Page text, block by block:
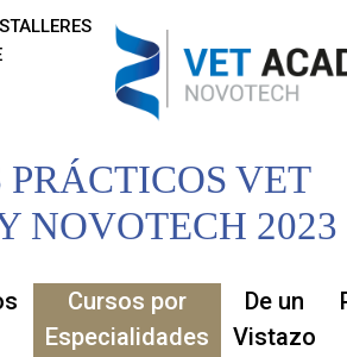
TALLERES
PRÁCTICOS VET
NOVOTECH 2023
Cursos por
Especialidades
De un
Vistazo